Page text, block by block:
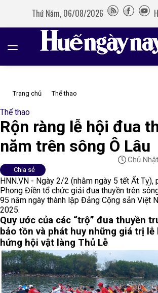
Thứ Năm, 06/08/2026
Trang chủ Thể thao
Thể thao
Rộn ràng lễ hội đua
năm trên sông Ô Lâu
Chủ
Chia sẻ
HNN.VN - Ngày 2/2 (nhằm ngày 5 tết Ất Tỵ),
Phong Điền tổ chức giải đua thuyền trên
95 năm ngày thành lập Đảng Cộng sản Việt
2025.
Quy ước của các “trộ” đua thuyền
bảo tồn và phát huy những giá trị lễ
hứng hội vật làng Thủ Lễ